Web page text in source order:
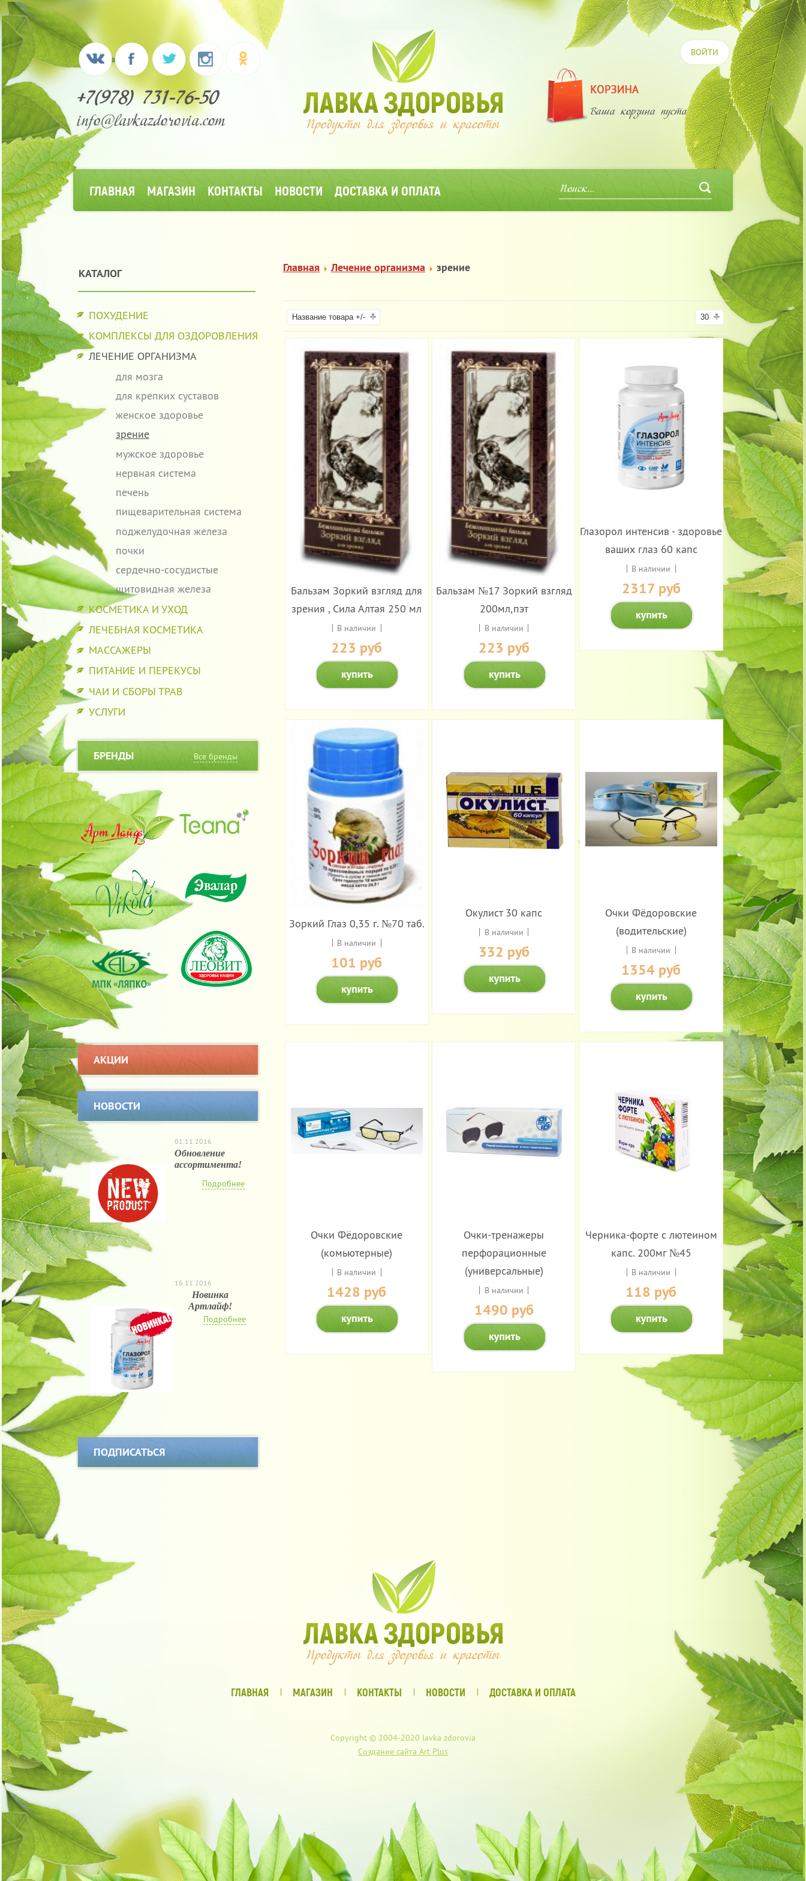
+7(978) 731-76-50
info@lavkazdorovia.com
ВОЙТИ
Ваша корзина пуста
ГЛАВНАЯ МАГАЗИН КОНТАКТЫ НОВОСТИ ДОСТАВКА И ОПЛАТА
КАТАЛОГ
ПОХУДЕНИЕ
КОМПЛЕКСЫ ДЛЯ ОЗДОРОВЛЕНИЯ
ЛЕЧЕНИЕ ОРГАНИЗМА
для мозга
для крепких суставов
женское здоровье
зрение
мужское здоровье
нервная система
печень
пищеварительная система
поджелудочная железа
почки
сердечно-сосудистые
щитовидная железа
КОСМЕТИКА И УХОД
ЛЕЧЕБНАЯ КОСМЕТИКА
МАССАЖЕРЫ
ПИТАНИЕ И ПЕРЕКУСЫ
ЧАИ И СБОРЫ ТРАВ
УСЛУГИ
БРЕНДЫ Все бренды
АКЦИИ
НОВОСТИ
01.11.2016
Обновление
ассортимента!
Подробнее
16.11.2016
Новинка
Артлайф!
Подробнее
ПОДПИСАТЬСЯ
Главная Лечение организма зрение
Название товара +/- 30
Бальзам Зоркий взгляд для
зрения , Сила Алтая 250 мл
В наличии
223 руб
Бальзам №17 Зоркий взгляд
200мл,пэт
В наличии
223 руб
Глазорол интенсив - здоровье
ваших глаз 60 капс
В наличии
2317 руб
Зоркий Глаз 0,35 г. №70 таб.
В наличии
101 руб
Окулист 30 капс
В наличии
332 руб
Очки Фёдоровские
(водительские)
В наличии
1354 руб
Очки Фёдоровские
(комьютерные)
В наличии
1428 руб
Очки-тренажеры
перфорационные
(универсальные)
В наличии
1490 руб
Черника-форте с лютеином
капс. 200мг №45
В наличии
118 руб
ГЛАВНАЯ МАГАЗИН КОНТАКТЫ НОВОСТИ ДОСТАВКА И ОПЛАТА
Copyright © 2004-2020 lavka zdorovia
Создание сайта Art Plus